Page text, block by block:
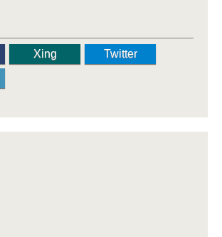
Xing
Twitter